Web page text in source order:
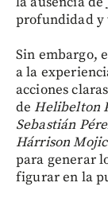
profundidad y
Sin embargo,
a la
acciones
deHelibelton
Sebastián
Hárrison
para generar
figurar en la